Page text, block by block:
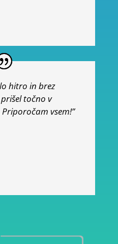
hitro in brez
točno v
vsem!”